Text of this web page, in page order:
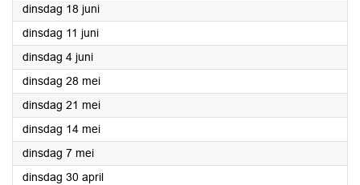
dinsdag 18 juni2024
dinsdag 11 juni2024
dinsdag 4 juni2024
dinsdag 28 mei2024
dinsdag 21 mei2024
dinsdag 14 mei2024
dinsdag 7 mei2024
dinsdag 30 april2024